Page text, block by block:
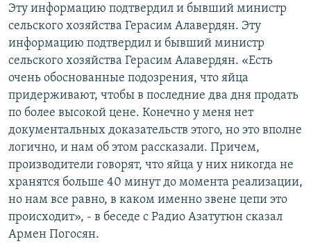
Эту информацию подтвердил и бывший министр
сельского хозяйства Герасим Алавердян. Эту
информацию подтвердил и бывший министр
сельского хозяйства Герасим Алавердян. «Есть
очень обоснованные подозрения, что яйца
придерживают, чтобы в последние два дня продать
по более высокой цене. Конечно у меня нет
документальных доказательств этого, но это вполне
логично, и нам об этом рассказали. Причем,
производители говорят, что яйца у них никогда не
хранятся больше 40 минут до момента реализации,
но нам все равно, в каком именно звене цепи это
происходит», - в беседе с Радио Азатутюн сказал
Армен Погосян.